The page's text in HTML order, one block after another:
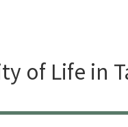
of Life in